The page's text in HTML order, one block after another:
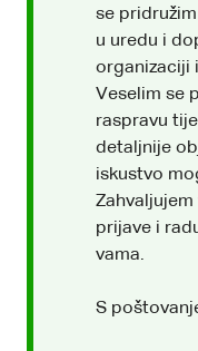
se
u uredu i
organizaciji
Veselim se
raspravu
detaljnije
iskustvo
prijave i
vama.
S